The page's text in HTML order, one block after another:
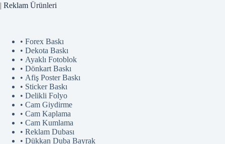
| Reklam Ürünleri
• Forex Baskı
• Dekota Baskı
• Ayaklı Fotoblok
• Dönkart Baskı
• Afiş Poster Baskı
• Sticker Baskı
• Delikli Folyo
• Cam Giydirme
• Cam Kaplama
• Cam Kumlama
• Reklam Dubası
• Dükkan Duba Bayrak